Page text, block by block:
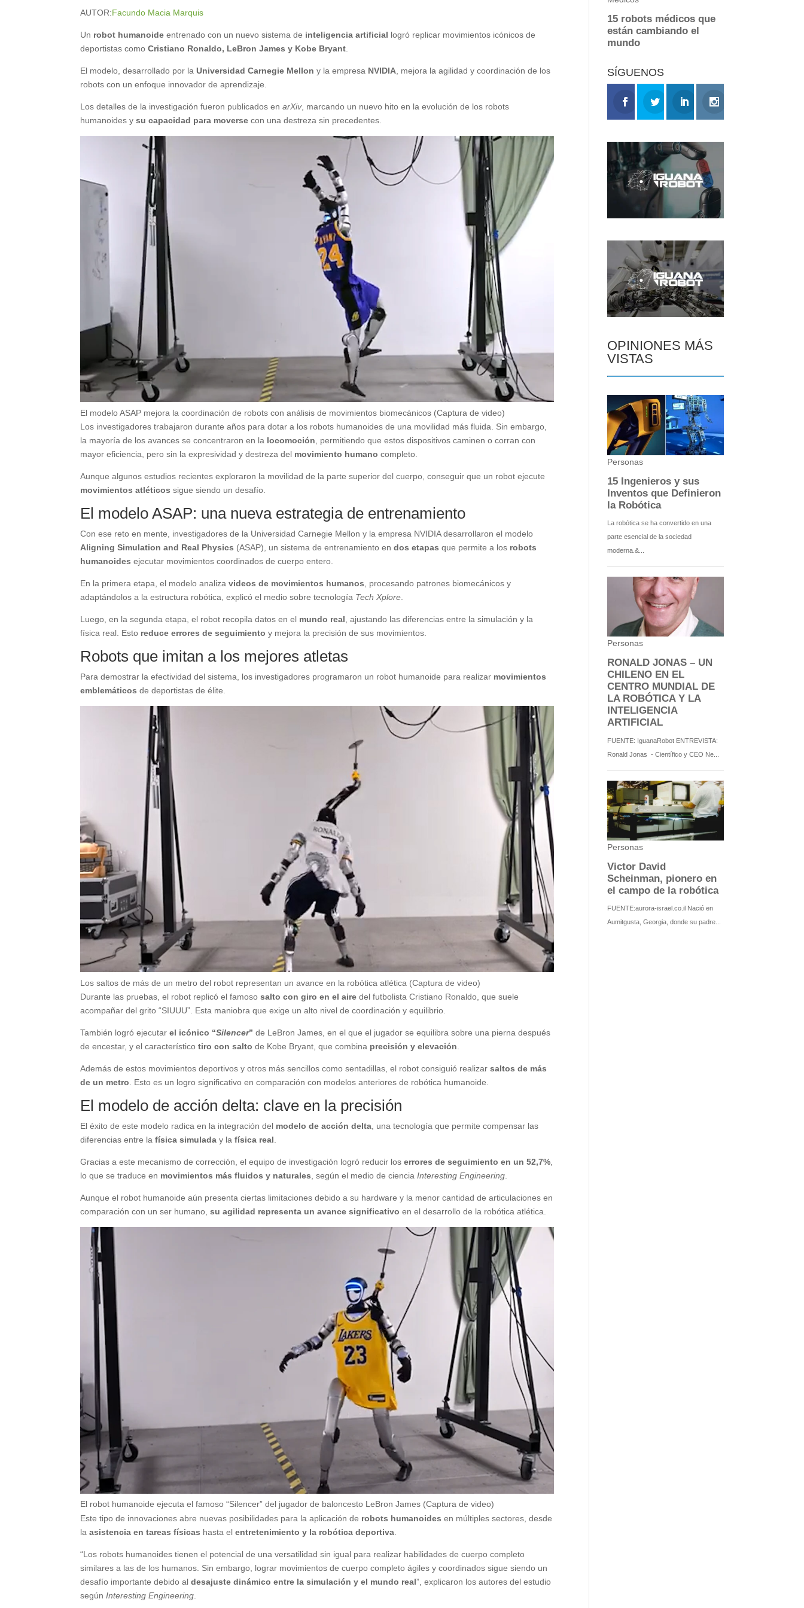
AUTOR:Facundo Macia Marquis
Un robot humanoide entrenado con un nuevo sistema de inteligencia artificial logró replicar movimientos icónicos de
deportistas comoCristiano Ronaldo, LeBron James y Kobe Bryant
El modelo, desarrollado por laUniversidad Carnegie Mellon y la empresa NVIDIA , mejora la agilidad y coordinación de los
robots con un enfoque innovador de aprendizaje.
Los detalles de la investigación fueron publicados enarXiv, marcando un nuevo hito en la evolución de los robots
humanoides ysu capacidad para moverse con una destreza sin precedentes.
El modelo ASAP mejora la coordinación de robots con análisis de movimientos biomecánicos (Captura de video)
Los investigadores trabajaron durante años para dotar a los robots humanoides de una movilidad más fluida. Sin embargo,
la mayoría de los avances se concentraron en la locomoción , permitiendo que estos dispositivos caminen o corran con
mayor eficiencia, pero sin la expresividad y destreza del movimiento humano completo.
Aunque algunos estudios recientes exploraron la movilidad de la parte superior del cuerpo, conseguir que un robot ejecute
movimientos atléticos sigue siendo un desafío.
El modelo ASAP: una nueva estrategia de entrenamiento
Con ese reto en mente, investigadores de la Universidad Carnegie Mellon y la empresa NVIDIA desarrollaron el modelo
Aligning Simulation and Real Physics (ASAP), un sistema de entrenamiento endos etapas que permite a los robots
humanoides ejecutar movimientos coordinados de cuerpo entero.
En la primera etapa, el modelo analizavideos de movimientos humanos , procesando patrones biomecánicos y
adaptándolos a la estructura robótica, explicó el medio sobre tecnología Tech Xplore
Luego, en la segunda etapa, el robot recopila datos en el mundo real , ajustando las diferencias entre la simulación y la
física real. Esto reduce errores de seguimiento y mejora la precisión de sus movimientos.
Robots que imitan a los mejores atletas
Para demostrar la efectividad del sistema, los investigadores programaron un robot humanoide para realizar movimientos
emblemáticos de deportistas de élite.
Los saltos de más de un metro del robot representan un avance en la robótica atlética (Captura de video)
Durante las pruebas, el robot replicó el famososalto con giro en el aire del futbolista Cristiano Ronaldo, que suele
acompañar del grito “SIUUU”. Esta maniobra que exige un alto nivel de coordinación y equilibrio.
También logró ejecutarel icónico “Silencer” de LeBron James, en el que el jugador se equilibra sobre una pierna después
de encestar, y el característicotiro con salto de Kobe Bryant, que combina precisión y elevación.
Además de estos movimientos deportivos y otros más sencillos como sentadillas, el robot consiguió realizarsaltos de más
de un metro. Esto es un logro significativo en comparación con modelos anteriores de robótica humanoide.
El modelo de acción delta: clave en la precisión
El éxito de este modelo radica en la integración del modelo de acción delta, una tecnología que permite compensar las
diferencias entre lafísica simulada y lafísica real.
Gracias a este mecanismo de corrección, el equipo de investigación logró reducir loserrores de seguimiento en un 52,7%,
lo que se traduce en movimientos más fluidos y naturales, según el medio de cienciaInteresting Engineering.
Aunque el robot humanoide aún presenta ciertas limitaciones debido a su hardware y la menor cantidad de articulaciones en
comparación con un ser humano,su agilidad representa un avance significativoen el desarrollo de la robótica atlética.
El robot humanoide ejecuta el famoso “Silencer” del jugador de baloncesto LeBron James (Captura de video)
Este tipo de innovaciones abre nuevas posibilidades para la aplicación de robots humanoides en múltiples sectores, desde
laasistencia en tareas físicas hasta elentretenimiento y la robótica deportiva
“Los robots humanoides tienen el potencial de una versatilidad sin igual para realizar habilidades de cuerpo completo
similares a las de los humanos. Sin embargo, lograr movimientos de cuerpo completo ágiles y coordinados sigue siendo un
desafío importante debido aldesajuste dinámico entre la simulación y el mundo real”, explicaron los autores del estudio
segúnInteresting Engineering
SÍGUENOS
OPINIONES MÁS
VISTAS